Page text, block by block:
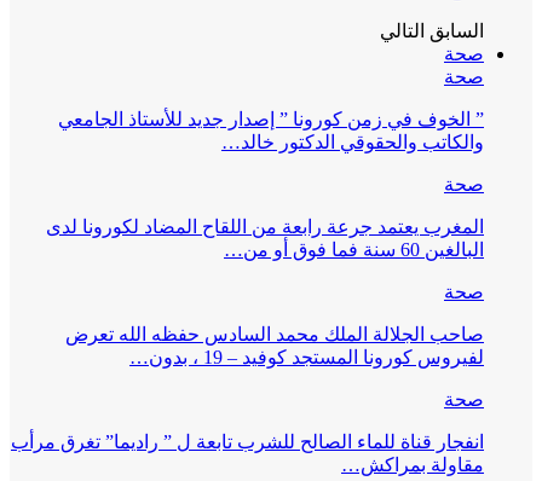
السابق التالي
صحة
صحة
” الخوف في زمن كورونا ” إصدار جديد للأستاذ الجامعي
والكاتب والحقوقي الدكتور خالد…
صحة
المغرب يعتمد جرعة رابعة من اللقاح المضاد لكورونا لدى
البالغين 60 سنة فما فوق أو من…
صحة
صاحب الجلالة الملك محمد السادس حفظه الله تعرض
لفيروس كورونا المستجد كوفيد – 19 ، بدون…
صحة
انفجار قناة للماء الصالح للشرب تابعة ل ” راديما” تغرق مرأب
مقاولة بمراكش…